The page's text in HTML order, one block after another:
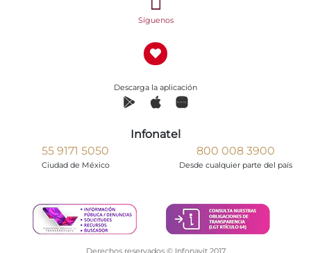
Síguenos
Descarga la aplicación
Infonatel
55 9171 5050
Ciudad de México
800 008 3900
Desde cualquier parte del país
Derechos reservados © Infonavit 2017